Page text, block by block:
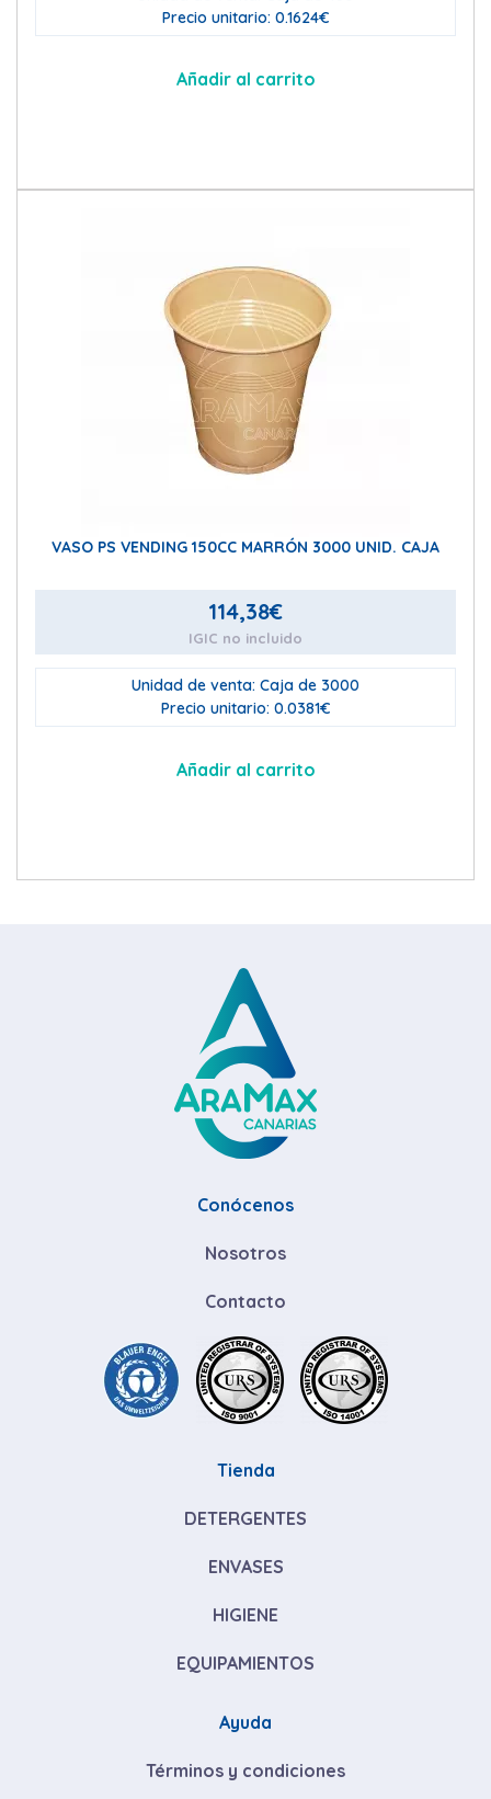
Precio unitario: 0.1624€
Añadir al carrito
VASO PS VENDING 150CC MARRÓN 3000 UNID. CAJA
114,38€
IGIC no incluido
Unidad de venta: Caja de 3000
Precio unitario: 0.0381€
Añadir al carrito
Conócenos
Nosotros
Contacto
Tienda
DETERGENTES
ENVASES
HIGIENE
EQUIPAMIENTOS
Ayuda
Términos y condiciones